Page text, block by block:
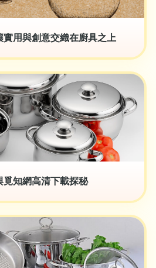
實用與創意交織在廚具之上
覓知網高清下載探秘